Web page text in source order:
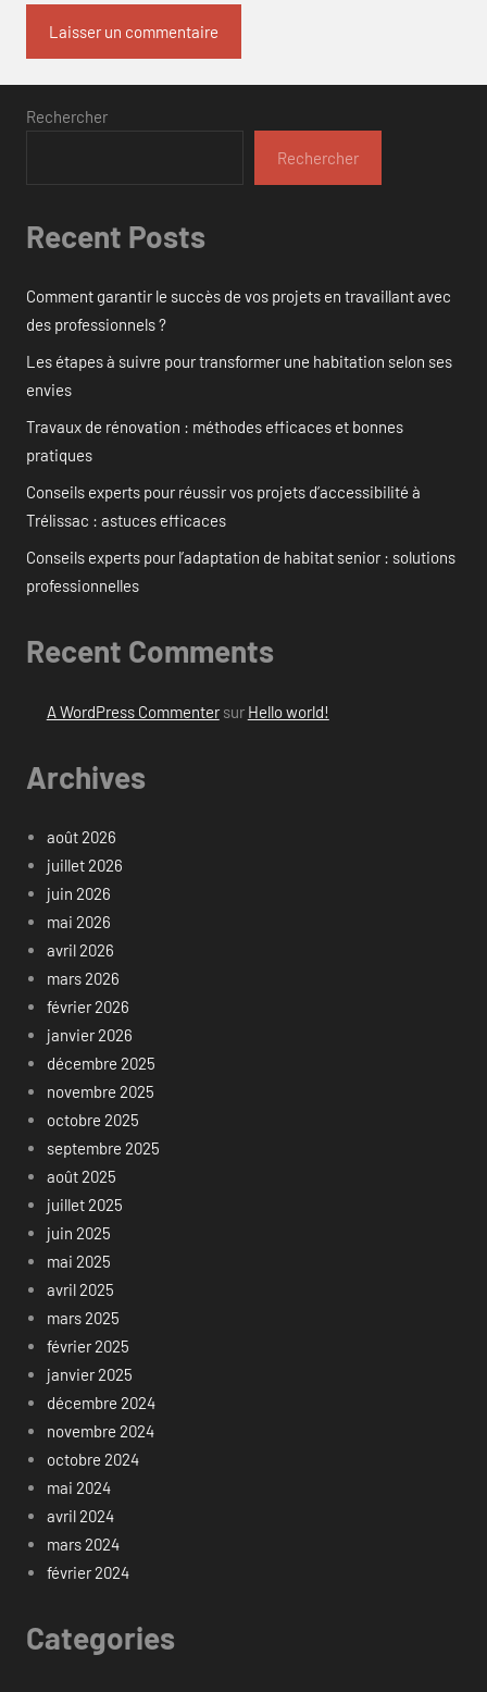
Rechercher
Rechercher
Recent Posts
Comment garantir le succès de vos projets en travaillant avec
des professionnels ?
Les étapes à suivre pour transformer une habitation selon ses
envies
Travaux de rénovation : méthodes efficaces et bonnes
pratiques
Conseils experts pour réussir vos projets d’accessibilité à
Trélissac : astuces efficaces
Conseils experts pour l’adaptation de habitat senior : solutions
professionnelles
Recent Comments
A WordPress Commentersur Hello world!
Archives
août 2026
juillet 2026
juin 2026
mai 2026
avril 2026
mars 2026
février 2026
janvier 2026
décembre 2025
novembre 2025
octobre 2025
septembre 2025
août 2025
juillet 2025
juin 2025
mai 2025
avril 2025
mars 2025
février 2025
janvier 2025
décembre 2024
novembre 2024
octobre 2024
mai 2024
avril 2024
mars 2024
février 2024
Categories